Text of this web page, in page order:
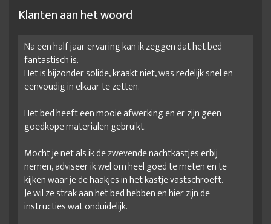
Klanten aan het woord
Na een half jaar ervaring kan ik zeggen dat het bed
fantastisch is.
Het is bijzonder solide, kraakt niet, was redelijk snel en
eenvoudig in elkaar te zetten.
Het bed heeft een mooie afwerking en er zijn geen
goedkope materialen gebruikt.
Mocht je net als ik de zwevende nachtkastjes erbij
nemen, adviseer ik wel om heel goed te meten en te
kijken waar je de haakjes in het kastje vastschroeft.
Je wil ze strak aan het bed hebben en hier zijn de
instructies wat onduidelijk.